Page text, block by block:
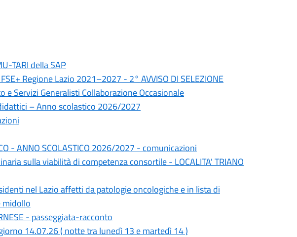
TARI della SAP
Regione Lazio 2021–2027 - 2° AVVISO DI SELEZIONE
e Servizi Generalisti Collaborazione Occasionale
– Anno scolastico 2026/2027
- ANNO SCOLASTICO 2026/2027 - comunicazioni
sulla viabilità di competenza consortile - LOCALITA' TRIANO
nel Lazio affetti da patologie oncologiche e in lista di
midollo
- passeggiata-racconto
giorno 14.07.26 ( notte tra lunedì 13 e martedì 14 )